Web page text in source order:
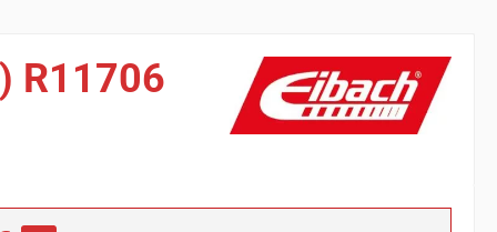
R11706